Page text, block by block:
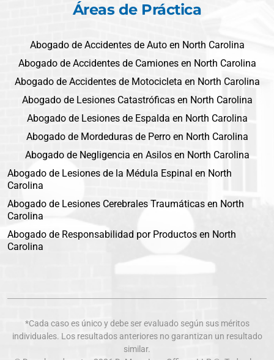
Áreas de Práctica
Abogado de Accidentes de Auto en North Carolina
Abogado de Accidentes de Camiones en North Carolina
Abogado de Accidentes de Motocicleta en North Carolina
Abogado de Lesiones Catastróficas en North Carolina
Abogado de Lesiones de Espalda en North Carolina
Abogado de Mordeduras de Perro en North Carolina
Abogado de Negligencia en Asilos en North Carolina
Abogado de Lesiones de la Médula Espinal en North
Carolina
Abogado de Lesiones Cerebrales Traumáticas en North
Carolina
Abogado de Responsabilidad por Productos en North
Carolina
*Cada caso es único y debe ser evaluado según sus méritos
individuales. Los resultados anteriores no garantizan un resultado
similar.